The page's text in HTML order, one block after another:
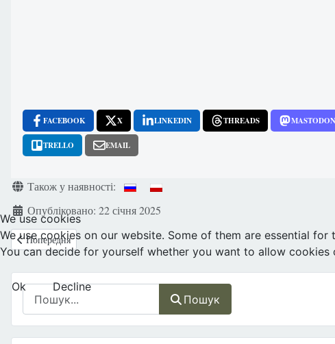
Пошук
Пошук
FACEBOOK X LINKEDIN THREADS MASTODON
TRELLO EMAIL
ДеталіТакож у наявності:
Опубліковано: 22 січня 2025
Попередня стаття: США: Вашингтон. Марш за Життя - у 2025 році
Попередня
We use cookies
We use cookies on our website. Some of them are essential
You can decide for yourself whether you want to allow
Ok
Decline